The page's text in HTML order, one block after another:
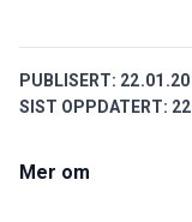
PUBLISERT:
SIST OPPDATERT:
Mer om